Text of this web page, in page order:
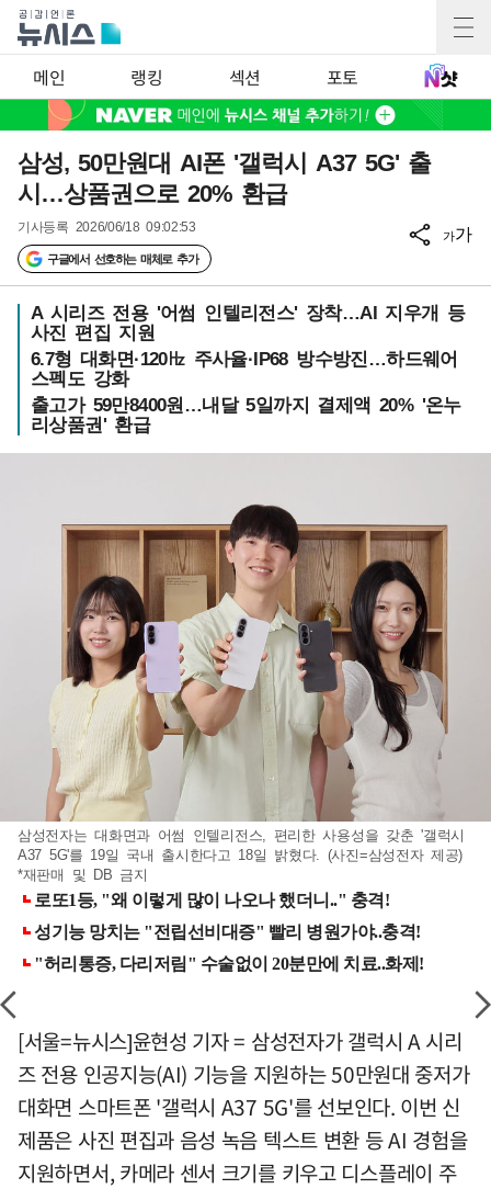
메인 랭킹 섹션 포토
삼성, 50만원대 AI폰 '갤럭시 A37 5G' 출
시…상품권으로 20% 환급
기사등록 2026/06/18 09:02:53
구글에서 선호하는 매체로 추가
가가
A 시리즈 전용 '어썸 인텔리전스' 장착…AI 지우개 등
사진 편집 지원
6.7형 대화면·120㎐ 주사율·IP68 방수방진…하드웨어
스펙도 강화
출고가 59만8400원…내달 5일까지 결제액 20% '온누
리상품권' 환급
삼성전자는 대화면과 어썸 인텔리전스, 편리한 사용성을 갖춘 '갤럭시
A37 5G'를 19일 국내 출시한다고 18일 밝혔다. (사진=삼성전자 제공)
*재판매 및 DB 금지
[서울=뉴시스]윤현성 기자 = 삼성전자가 갤럭시 A 시리
즈 전용 인공지능(AI) 기능을 지원하는 50만원대 중저가
대화면 스마트폰 '갤럭시 A37 5G'를 선보인다. 이번 신
제품은 사진 편집과 음성 녹음 텍스트 변환 등 AI 경험을
지원하면서, 카메라 센서 크기를 키우고 디스플레이 주